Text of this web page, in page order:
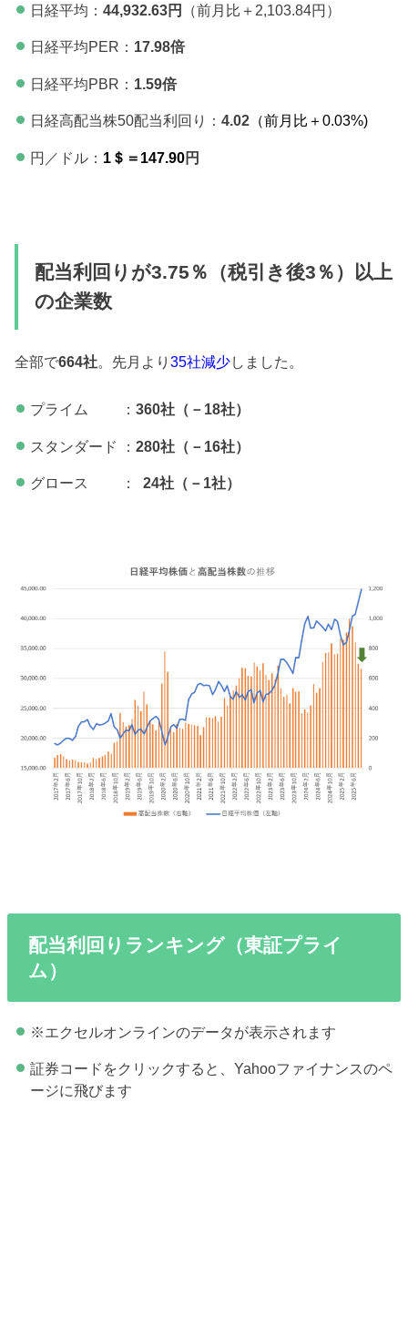
日経平均： 44,932.63円 （前月比＋2,103.84円）
日経平均PER： 17.98倍
日経平均PBR： 1.59倍
日経高配当株50配当利回り： 4.02（前月比＋0.03%)
円／ドル： 1＄＝147.90円
配当利回りが3.75％（税引き後3％）以上
の企業数
全部で664社。先月より35社減少しました。
プライム ： 360社（－18社）
スタンダード ： 280社（－16社）
グロース ： 24社（－1社）
配当利回りランキング（東証プライ
ム）
※エクセルオンラインのデータが表示されます
証券コードをクリックすると、Yahooファイナンスのペ
ージに飛びます